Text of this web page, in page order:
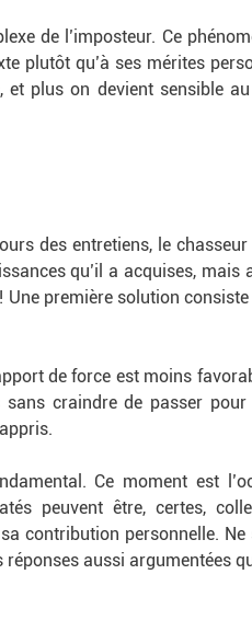
de l’imposteur. Ce
plutôt qu’à ses mérites
plus on devient sensible
des entretiens, le
qu’il a acquises,
première solution
de force est moins
craindre de passer
Ce moment est
peuvent être, certes,
contribution personnelle.
aussi argumentées